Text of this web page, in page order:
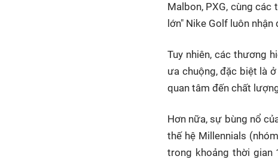
Malbon, PXG, cùng các
lớn" Nike Golf luôn
Tuy nhiên, các thương
ưa chuộng, đặc biệt là
quan tâm đến chất
Hơn nữa, sự bùng nổ
thế hệ Millennials
trong khoảng thời gian